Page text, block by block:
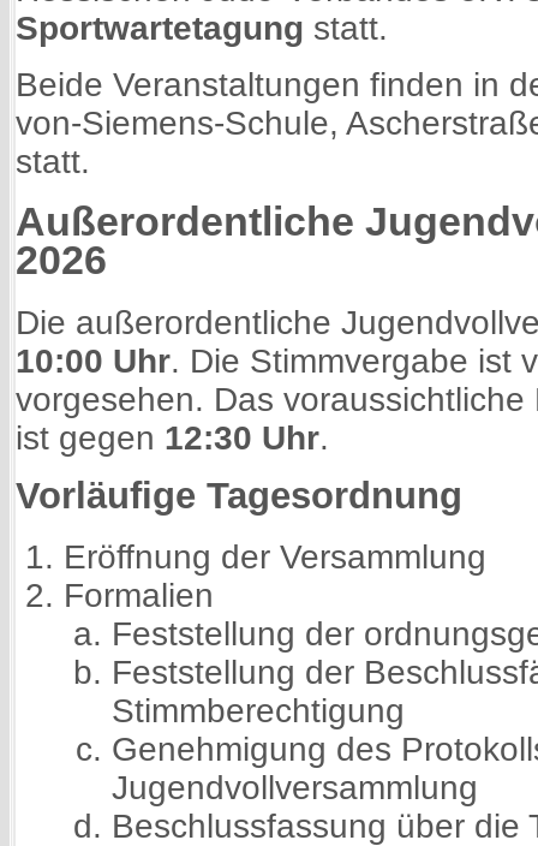
Sportwartetagung statt.
Beide Veranstaltungen finden in
von-Siemens-Schule,
statt.
Außerordentliche
2026
Die außerordentliche
10:00 Uhr. Die Stimmvergabe ist
vorgesehen. Das
ist gegen 12:30 Uhr.
Vorläufige Tagesordnung
Eröffnung der Versammlung
Formalien
Feststellung der
Feststellung der
Stimmberechtigung
Genehmigung des
Jugendvollversammlung
Beschlussfassung über